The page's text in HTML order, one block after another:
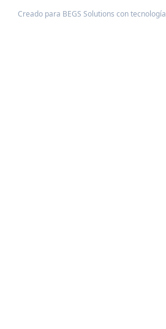
Creado para BEGS Solutions con tecnología